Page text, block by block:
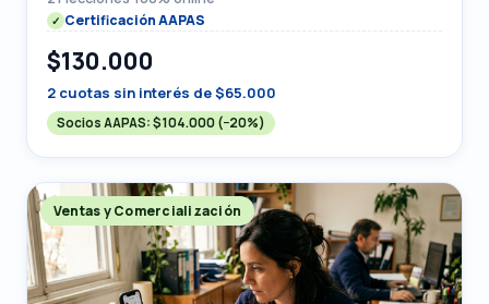
Certificación AAPAS
$130.000
2 cuotas sin interés de $65.000
Socios AAPAS: $104.000 (−20%)
Ventas y Comercialización